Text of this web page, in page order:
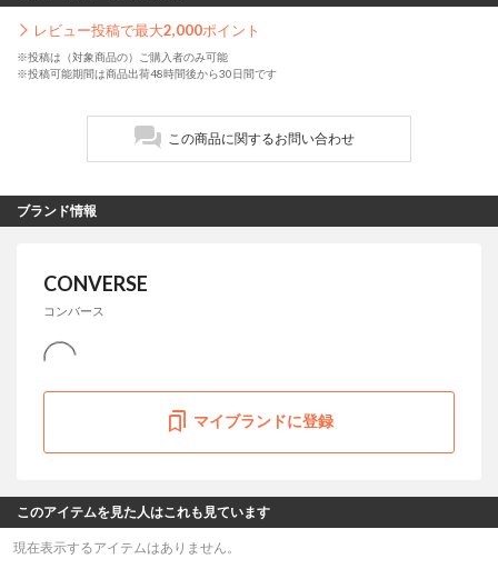
レビュー投稿で最大2,000ポイント
※投稿は（対象商品の）ご購入者のみ可能
※投稿可能期間は商品出荷48時間後から30日間です
この商品に関するお問い合わせ
ブランド情報
CONVERSE
コンバース
マイブランドに登録
このアイテムを見た人はこれも見ています
現在表示するアイテムはありません。